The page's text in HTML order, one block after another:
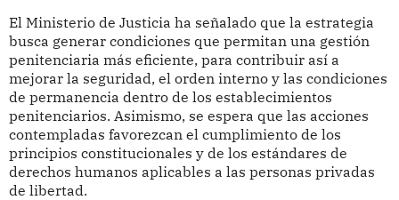
El Ministerio de Justicia ha señalado que la estrategia
busca generar condiciones que permitan una gestión
penitenciaria más eficiente, para contribuir así a
mejorar la seguridad, el orden interno y las condiciones
de permanencia dentro de los establecimientos
penitenciarios. Asimismo, se espera que las acciones
contempladas favorezcan el cumplimiento de los
principios constitucionales y de los estándares de
derechos humanos aplicables a las personas privadas
de libertad.